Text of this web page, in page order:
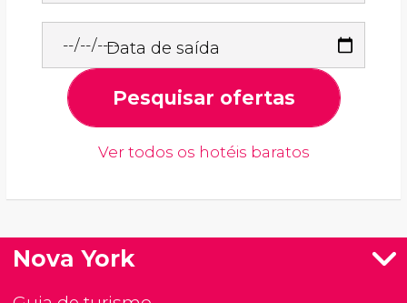
Data de saída
Pesquisar ofertas
Ver todos os hotéis baratos
Nova York